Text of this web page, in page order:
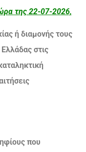
της 22-07-2026,
ή διαμονής τους
στις
που